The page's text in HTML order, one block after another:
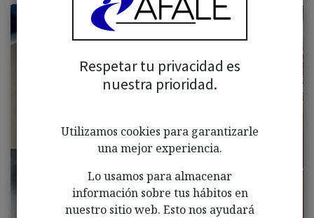
Respetar tu privacidad es
nuestra prioridad.
Utilizamos cookies para garantizarle
una mejor experiencia.
Lo usamos para almacenar
información sobre tus hábitos en
nuestro sitio web. Esto nos ayudará